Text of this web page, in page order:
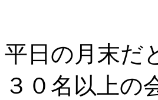
平日の月末だ
３０名以上の